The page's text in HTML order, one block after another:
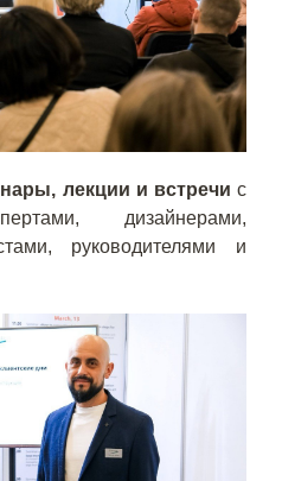
лекции и встречи с
дизайнерами,
руководителями и